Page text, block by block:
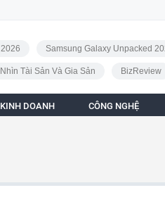
Samsung Galaxy Unpacked
Tài Sản Và Gia Sản BizReview
KINH DOANH CÔNG NGHỆ